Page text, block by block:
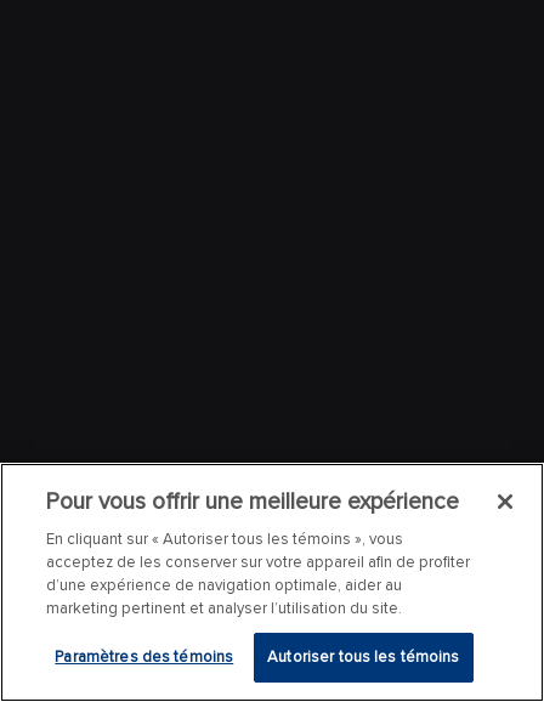
Pour vous offrir une meilleure expérience
En cliquant sur « Autoriser tous les témoins », vous
acceptez de les conserver sur votre appareil afin de profiter
d’une expérience de navigation optimale, aider au
marketing pertinent et analyser l’utilisation du site.
Paramètres des témoins Autoriser tous les témoins